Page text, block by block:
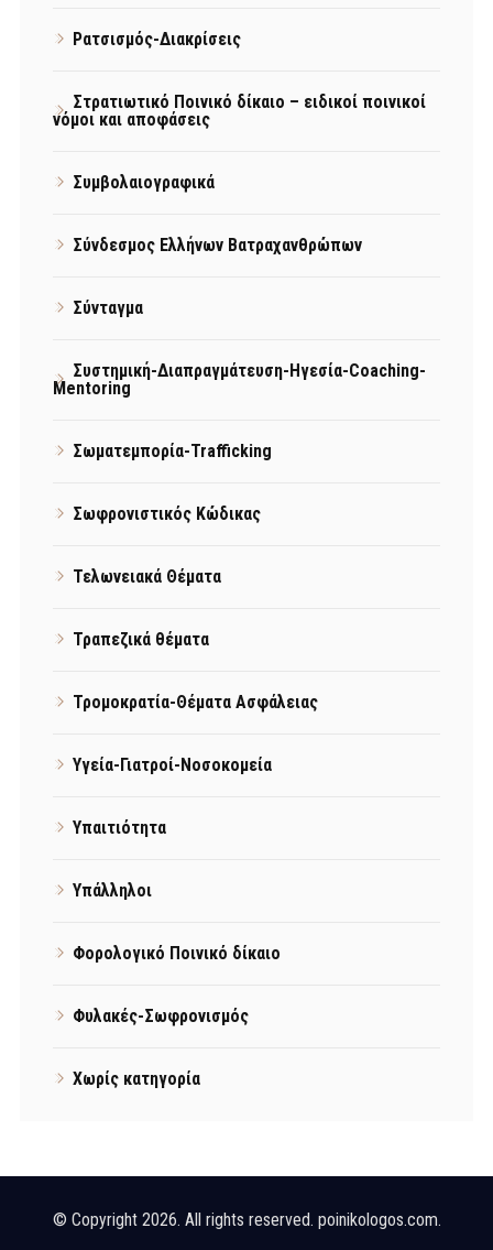
Ρατσισμός-Διακρίσεις
Στρατιωτικό Ποινικό δίκαιο – ειδικοί ποινικοί
νόμοι και αποφάσεις
Συμβολαιογραφικά
Σύνδεσμος Ελλήνων Βατραχανθρώπων
Σύνταγμα
Συστημική-Διαπραγμάτευση-Ηγεσία-Coaching-
Mentoring
Σωματεμπορία-Trafficking
Σωφρονιστικός Κώδικας
Τελωνειακά Θέματα
Τραπεζικά θέματα
Τρομοκρατία-Θέματα Ασφάλειας
Υγεία-Γιατροί-Νοσοκομεία
Υπαιτιότητα
Υπάλληλοι
Φορολογικό Ποινικό δίκαιο
Φυλακές-Σωφρονισμός
Χωρίς κατηγορία
© Copyright 2026. All rights reserved. poinikologos.com.